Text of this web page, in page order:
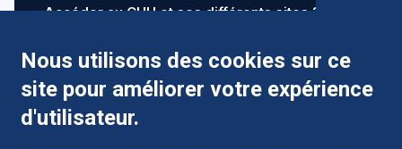
Accéder au CHU et ses différents sites ?
Comment préparer mon hospitalisation ?
Nous utilisons des cookies sur ce
site pour améliorer votre expérience
d'utilisateur.